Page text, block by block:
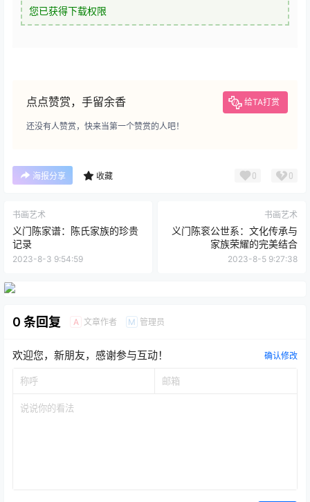
您已获得下载权限
点点赞赏，手留余香 给TA打赏
还没有人赞赏，快来当第一个赞赏的人吧！
海报分享 收藏 0 0
书画艺术
义门陈家谱：陈氏家族的珍贵
记录
2023-8-3 9:54:59
书画艺术
义门陈衮公世系：文化传承与
家族荣耀的完美结合
2023-8-5 9:27:38
0 条回复 A 文章作者 M 管理员
欢迎您，新朋友，感谢参与互动！ 确认修改